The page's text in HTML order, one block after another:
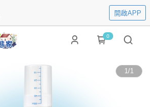
開啟APP
0
1/1